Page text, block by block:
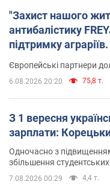
"Захист нашого
антибалістику
підтримку
Європейські партнери
6.08.2026 20:20 75,8 т.
З 1 вересня
зарплати:
Одночасно з
збільшення студентських
7.08.2026 00:29 4,4 т.